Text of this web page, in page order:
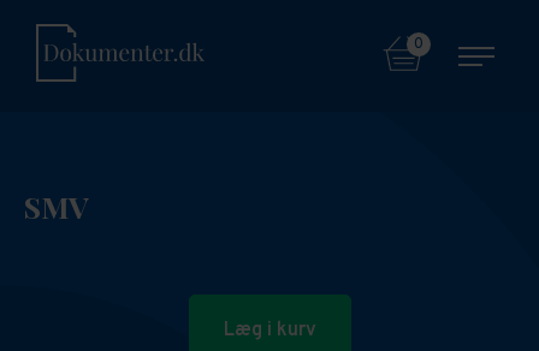
0
SMV
Læg i kurv